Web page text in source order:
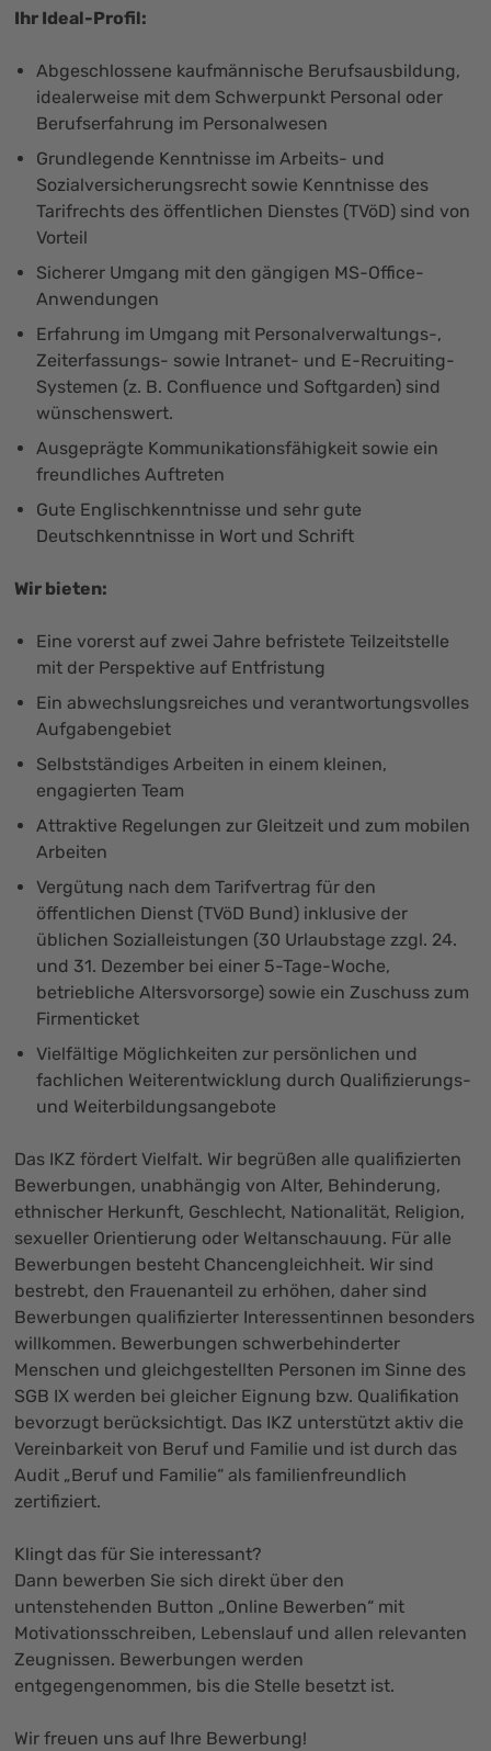
Ihr Ideal-Profil:
Abgeschlossene kaufmännische Berufsausbildung,
idealerweise mit dem Schwerpunkt Personal oder
Berufserfahrung im Personalwesen
Grundlegende Kenntnisse im Arbeits- und
Sozialversicherungsrecht sowie Kenntnisse des
Tarifrechts des öffentlichen Dienstes (TVöD) sind von
Vorteil
Sicherer Umgang mit den gängigen MS-Office-
Anwendungen
Erfahrung im Umgang mit Personalverwaltungs-,
Zeiterfassungs- sowie Intranet- und E-Recruiting-
Systemen (z. B. Confluence und Softgarden) sind
wünschenswert.
Ausgeprägte Kommunikationsfähigkeit sowie ein
freundliches Auftreten
Gute Englischkenntnisse und sehr gute
Deutschkenntnisse in Wort und Schrift
Wir bieten:
Eine vorerst auf zwei Jahre befristete Teilzeitstelle
mit der Perspektive auf Entfristung
Ein abwechslungsreiches und verantwortungsvolles
Aufgabengebiet
Selbstständiges Arbeiten in einem kleinen,
engagierten Team
Attraktive Regelungen zur Gleitzeit und zum mobilen
Arbeiten
Vergütung nach dem Tarifvertrag für den
öffentlichen Dienst (TVöD Bund) inklusive der
üblichen Sozialleistungen (30 Urlaubstage zzgl. 24.
und 31. Dezember bei einer 5-Tage-Woche,
betriebliche Altersvorsorge) sowie ein Zuschuss zum
Firmenticket
Vielfältige Möglichkeiten zur persönlichen und
fachlichen Weiterentwicklung durch Qualifizierungs-
und Weiterbildungsangebote
Das IKZ fördert Vielfalt. Wir begrüßen alle qualifizierten
Bewerbungen, unabhängig von Alter, Behinderung,
ethnischer Herkunft, Geschlecht, Nationalität, Religion,
sexueller Orientierung oder Weltanschauung. Für alle
Bewerbungen besteht Chancengleichheit. Wir sind
bestrebt, den Frauenanteil zu erhöhen, daher sind
Bewerbungen qualifizierter Interessentinnen besonders
willkommen. Bewerbungen schwerbehinderter
Menschen und gleichgestellten Personen im Sinne des
SGB IX werden bei gleicher Eignung bzw. Qualifikation
bevorzugt berücksichtigt. Das IKZ unterstützt aktiv die
Vereinbarkeit von Beruf und Familie und ist durch das
Audit „Beruf und Familie“ als familienfreundlich
zertifiziert.
Klingt das für Sie interessant?
Dann bewerben Sie sich direkt über den
untenstehenden Button „Online Bewerben“ mit
Motivationsschreiben, Lebenslauf und allen relevanten
Zeugnissen. Bewerbungen werden
entgegengenommen, bis die Stelle besetzt ist.
Wir freuen uns auf Ihre Bewerbung!